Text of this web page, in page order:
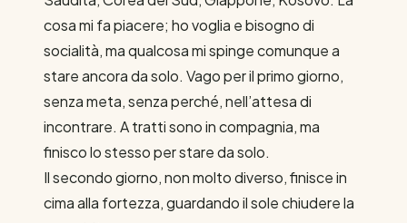
cosa mi fa piacere; ho voglia e bisogno di
socialità, ma qualcosa mi spinge comunque a
stare ancora da solo. Vago per il primo giorno,
senza meta, senza perché, nell’attesa di
incontrare. A tratti sono in compagnia, ma
finisco lo stesso per stare da solo.
Il secondo giorno, non molto diverso, finisce in
cima alla fortezza, guardando il sole chiudere la